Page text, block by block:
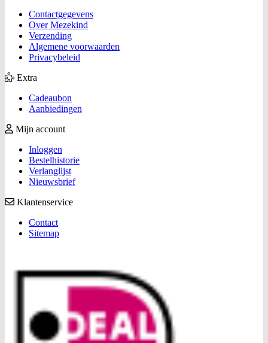
Contactgegevens
Over Mezekind
Verzending
Algemene voorwaarden
Privacybeleid
Extra
Cadeaubon
Aanbiedingen
Mijn account
Inloggen
Bestelhistorie
Verlanglijst
Nieuwsbrief
Klantenservice
Contact
Sitemap